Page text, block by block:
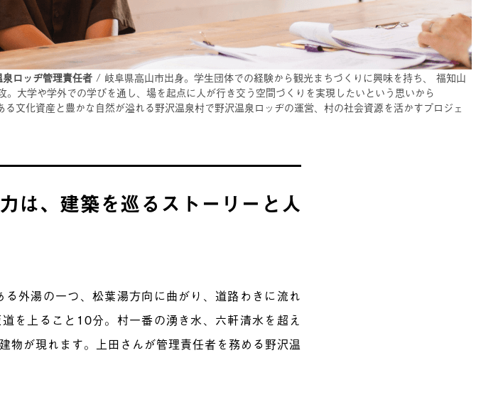
ロッヂ管理責任者 / 岐阜県高山市出身。学生団体での経験から観光まちづくりに興味を持ち、 福知山
。大学や学外での学びを通し、場を起点に人が行き交う空間づくりを実現したいという思いから
文化資産と豊かな自然が溢れる野沢温泉村で野沢温泉ロッヂの運営、村の社会資源を活かすプロジェ
は、建築を巡るストーリーと人
外湯の一つ、松葉湯方向に曲がり、道路わきに流れ
を上ること10分。村一番の湧き水、六軒清水を超え
物が現れます。上田さんが管理責任者を務める野沢温